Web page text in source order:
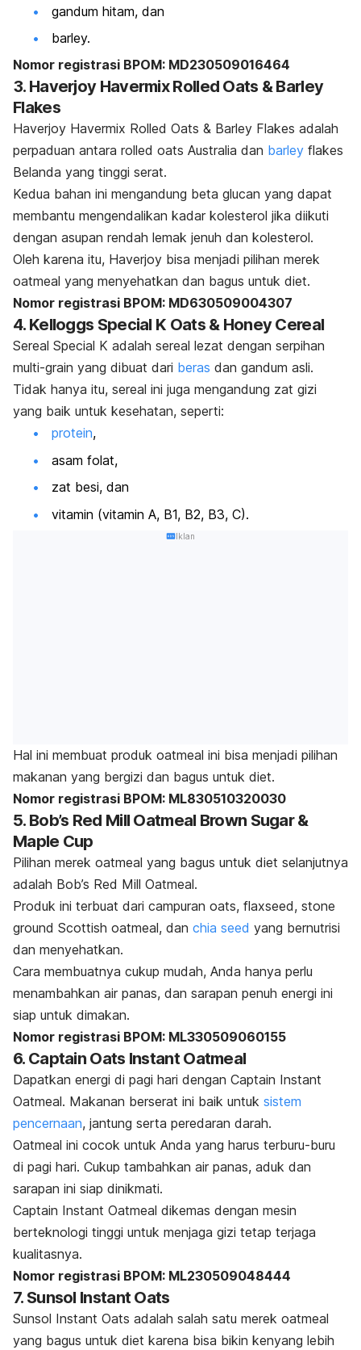
gandum hitam, dan
barley.
Nomor registrasi BPOM: MD230509016464
3. Haverjoy Havermix Rolled Oats & Barley
Flakes
Haverjoy Havermix Rolled Oats & Barley Flakes adalah
perpaduan antara rolled oats Australia dan barley flakes
Belanda yang tinggi serat.
Kedua bahan ini mengandung beta glucan yang dapat
membantu mengendalikan kadar kolesterol jika diikuti
dengan asupan rendah lemak jenuh dan kolesterol.
Oleh karena itu, Haverjoy bisa menjadi pilihan merek
oatmeal yang menyehatkan dan bagus untuk diet.
Nomor registrasi BPOM: MD630509004307
4. Kelloggs Special K Oats & Honey Cereal
Sereal Special K adalah sereal lezat dengan serpihan
multi-grain yang dibuat dari beras dan gandum asli.
Tidak hanya itu, sereal ini juga mengandung zat gizi
yang baik untuk kesehatan, seperti:
protein,
asam folat,
zat besi, dan
vitamin (vitamin A, B1, B2, B3, C).
Iklan
Hal ini membuat produk oatmeal ini bisa menjadi pilihan
makanan yang bergizi dan bagus untuk diet.
Nomor registrasi BPOM: ML830510320030
5. Bob’s Red Mill Oatmeal Brown Sugar &
Maple Cup
Pilihan merek oatmeal yang bagus untuk diet selanjutnya
adalah Bob’s Red Mill Oatmeal.
Produk ini terbuat dari campuran oats, flaxseed, stone
ground Scottish oatmeal, dan chia seed yang bernutrisi
dan menyehatkan.
Cara membuatnya cukup mudah, Anda hanya perlu
menambahkan air panas, dan sarapan penuh energi ini
siap untuk dimakan.
Nomor registrasi BPOM: ML330509060155
6. Captain Oats Instant Oatmeal
Dapatkan energi di pagi hari dengan Captain Instant
Oatmeal. Makanan berserat ini baik untuk sistem
pencernaan, jantung serta peredaran darah.
Oatmeal ini cocok untuk Anda yang harus terburu-buru
di pagi hari. Cukup tambahkan air panas, aduk dan
sarapan ini siap dinikmati.
Captain Instant Oatmeal dikemas dengan mesin
berteknologi tinggi untuk menjaga gizi tetap terjaga
kualitasnya.
Nomor registrasi BPOM: ML230509048444
7. Sunsol Instant Oats
Sunsol Instant Oats adalah salah satu merek oatmeal
yang bagus untuk diet karena bisa bikin kenyang lebih